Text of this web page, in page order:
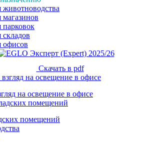
животноводства
магазинов
парковок
складов
офисов
Скачать в pdf
на освещение в офисе
помещений